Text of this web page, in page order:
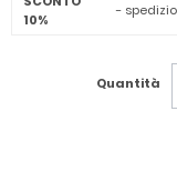
10%
-
Quantità